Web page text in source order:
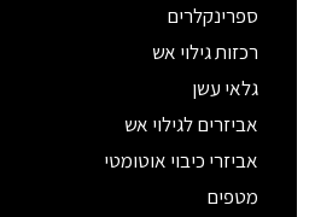
ספרינקלרים
רכזות גילוי אש
גלאי עשן
אביזרים לגילוי אש
אביזרי כיבוי אוטומטי
מטפים